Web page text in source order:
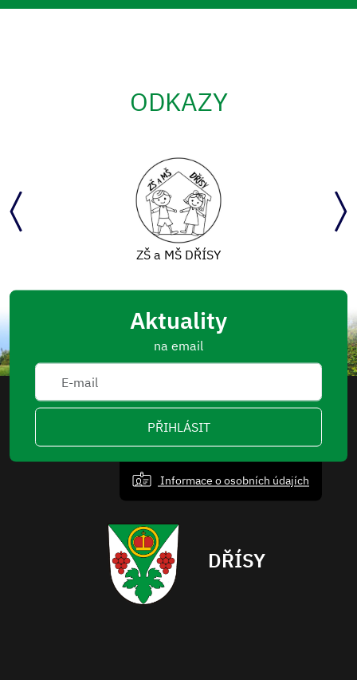
ODKAZY
ZŠ a MŠ DŘÍSY
Aktuality
na email
PŘIHLÁSIT
Informace o osobních údajích
DŘÍSY